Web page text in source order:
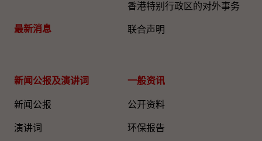
最新消息
香港特别行政区的对外事务
联合声明
新闻公报及演讲词
新闻公报
演讲词
一般资讯​
公开资料
环保报告